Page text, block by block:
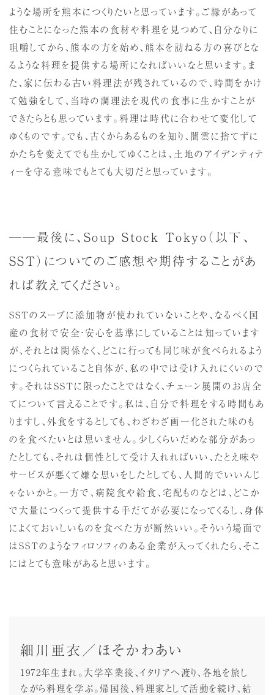
ような場所を熊本につくりたいと思っています。ご縁があって
住むことになった熊本の食材や料理を見つめて、自分なりに
咀嚼してから、熊本の方を始め、熊本を訪ねる方の喜びとな
るような料理を提供する場所になればいいなと思います。ま
た、家に伝わる古い料理法が残されているので、時間をかけ
て勉強をして、当時の調理法を現代の食事に生かすことが
できたらとも思っています。料理は時代に合わせて変化して
ゆくものです。でも、古くからあるものを知り、闇雲に捨てずに
かたちを変えてでも生かしてゆくことは、土地のアイデンティテ
ィーを守る意味でもとても大切だと思っています。
──最後に、Soup Stock Tokyo（以下、
SST）についてのご感想や期待することがあ
れば教えてください。
SSTのスープに添加物が使われていないことや、なるべく国
産の食材で安全・安心を基準にしていることは知っています
が、それとは関係なく、どこに行っても同じ味が食べられるよう
につくられていること自体が、私の中では受け入れにくいので
す。それはSSTに限ったことではなく、チェーン展開のお店全
てについて言えることです。私は、自分で料理をする時間もあ
りますし、外食をするとしても、わざわざ画一化された味のも
のを食べたいとは思いません。少しくらいだめな部分があっ
たとしても、それは個性として受け入れればいい、たとえ味や
サービスが悪くて嫌な思いをしたとしても、人間的でいいんじ
ゃないかと。一方で、病院食や給食、宅配ものなどは、どこか
で大量につくって提供する手だてが必要になってくるし、身体
によくておいしいものを食べた方が断然いい。そういう場面で
はSSTのようなフィロソフィのある企業が入ってくれたら、そこ
にはとても意味があると思います。
細川亜衣／ほそかわあい
1972年生まれ。大学卒業後、イタリアへ渡り、各地を旅し
ながら料理を学ぶ。帰国後、料理家として活動を続け、結